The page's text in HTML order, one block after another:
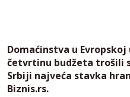
Domaćinstva u Evropskoj
četvrtinu budžeta trošili
Srbiji najveća stavka
Biznis.rs.